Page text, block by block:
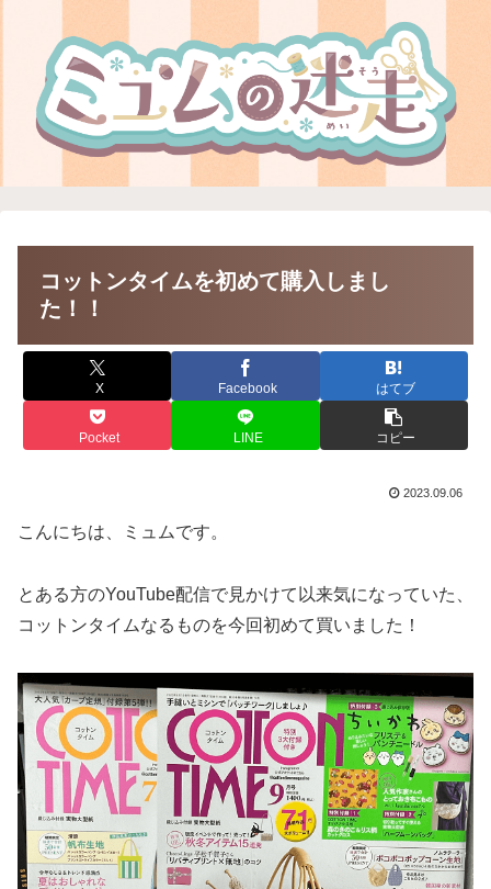
コットンタイムを初めて購入しまし
た！！
X Facebook はてブ
Pocket LINE コピー
2023.09.06
こんにちは、ミュムです。
とある方のYouTube配信で見かけて以来気になっていた、
コットンタイムなるものを今回初めて買いました！